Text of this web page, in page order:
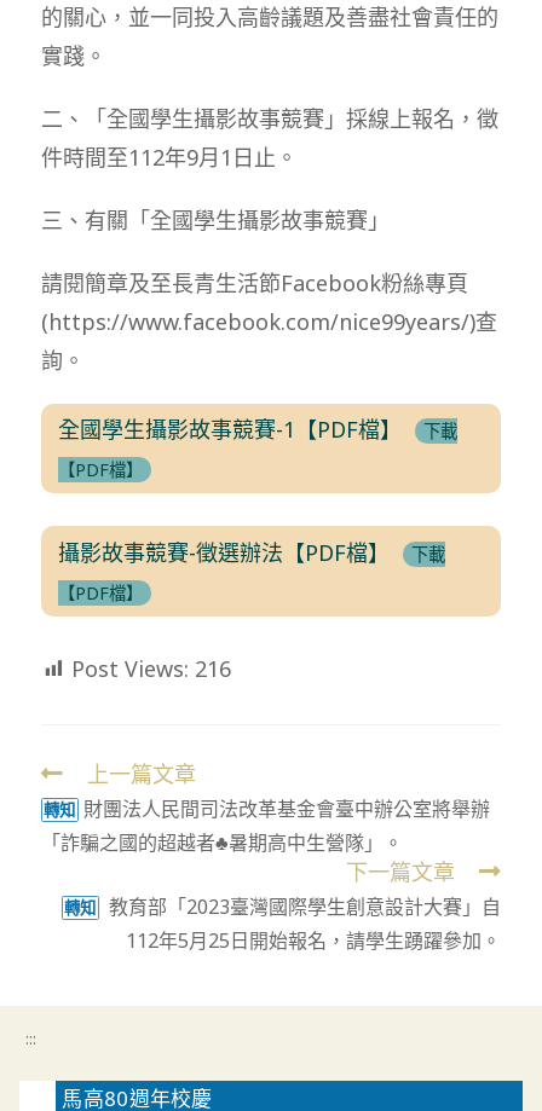
的關心，並一同投入高齡議題及善盡社會責任的
實踐。
二、「全國學生攝影故事競賽」採線上報名，徵
件時間至112年9月1日止。
三、有關「全國學生攝影故事競賽」
請閱簡章及至長青生活節Facebook粉絲專頁
(https://www.facebook.com/nice99years/)查
詢。
全國學生攝影故事競賽-1【PDF檔】
下載
【PDF檔】
攝影故事競賽-徵選辦法【PDF檔】
下載
【PDF檔】
Post Views: 216
Read
more
articles
上一篇文章
轉知 財團法人民間司法改革基金會臺中辦公室將舉辦
「詐騙之國的超越者♣暑期高中生營隊」。
下一篇文章
轉知
教育部「2023臺灣國際學生創意設計大賽」自
112年5月25日開始報名，請學生踴躍參加。
:::
馬高80週年校慶